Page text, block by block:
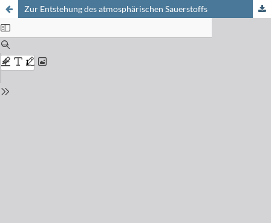
Zur Entstehung des atmosphärischen Sauerstoffs